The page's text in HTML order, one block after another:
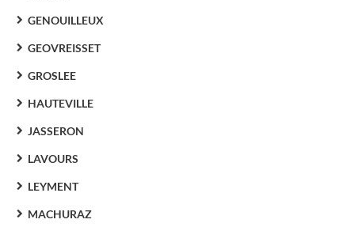
GENOUILLEUX
GEOVREISSET
GROSLEE
HAUTEVILLE
JASSERON
LAVOURS
LEYMENT
MACHURAZ